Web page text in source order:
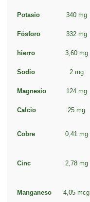
Potasio 340 mg
Fósforo 332 mg
hierro 3,60 mg
Sodio 2 mg
Magnesio 124 mg
Calcio 25 mg
Cobre 0,41 mg
Cinc 2,78 mg
Manganeso 4,05 mcg